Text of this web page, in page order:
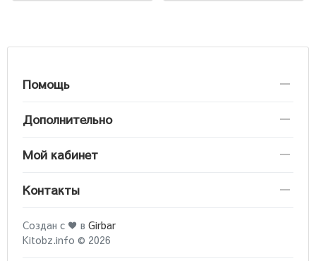
Помощь
Дополнительно
Мой кабинет
Контакты
Создан с ♥ в Girbar
Kitobz.info © 2026